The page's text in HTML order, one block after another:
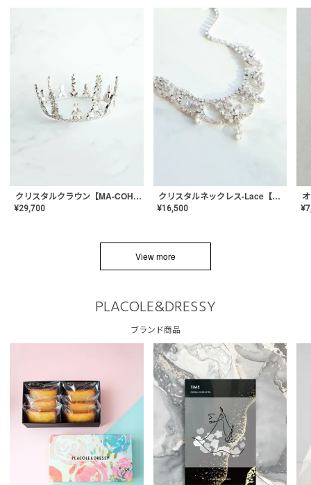
クリスタルクラウン【MA-COHD-01】韓国風クラウン/ウェディングクラウン/ティアラ
¥29,700
クリスタルネックレス-Lace【MA-CONL-02】
¥16,500 ¥
View more
PLACOLE&DRESSY
ブランド商品